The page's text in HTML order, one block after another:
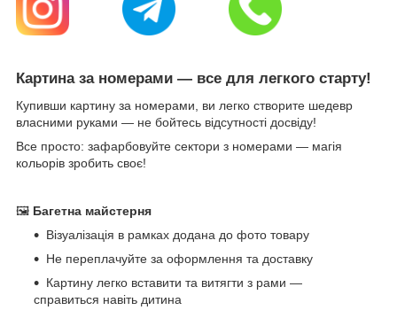
Картина за номерами — все для легкого старту!
Купивши картину за номерами, ви легко створите шедевр
власними руками — не бойтесь відсутності досвіду!
Все просто: зафарбовуйте сектори з номерами — магія
кольорів зробить своє!
🖼 Багетна майстерня
Візуалізація в рамках додана до фото товару
Не переплачуйте за оформлення та доставку
Картину легко вставити та витягти з рами —
справиться навіть дитина